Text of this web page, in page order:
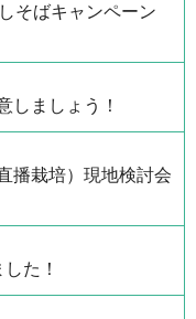
そばキャンペーン
しましょう！
播栽培）現地検討会
た！